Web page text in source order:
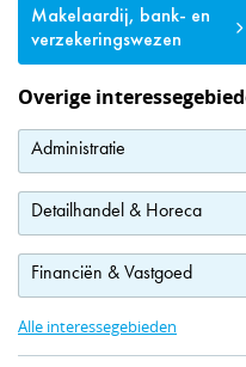
Makelaardij, bank- en
verzekeringswezen
Overige
Administratie
Detailhandel & Horeca
Financiën & Vastgoed
Alle interessegebieden